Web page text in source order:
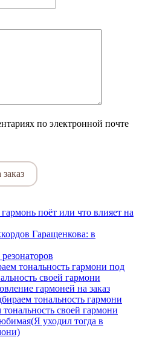
по электронной почте
поёт или что влияет на
Гаращенкова: в
тональность гармони под
своей гармони
гармоней на заказ
тональность гармони
своей гармони
уходил тогда в